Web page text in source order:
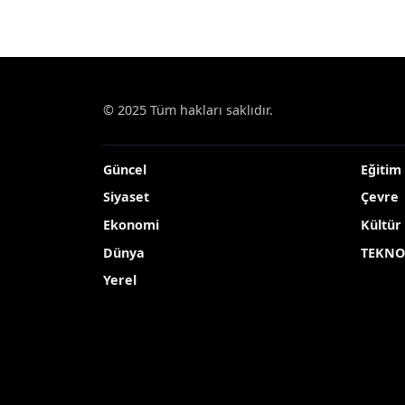
© 2025 Tüm hakları saklıdır.
Güncel
Siyaset
Ekonomi
Dünya
Yerel
Eğitim
Çevre
Kültür